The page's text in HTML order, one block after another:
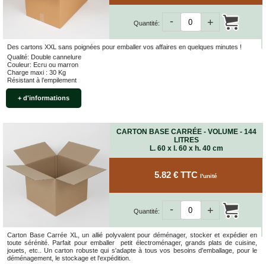
Des cartons XXL sans poignées pour emballer vos affaires en quelques minutes !
Qualité: Double cannelure
Couleur: Ecru ou marron
Charge maxi : 30 Kg
Résistant à l’empilement
+ d'informations
Quantité: +
-
CARTON BASE CARRÉE - VOLUME - 144
LITRES
L. 60 x l. 60 x h. 40 cm
Carton Base Carrée XL, un allié polyvalent pour déménager, stocker et expédier en
toute sérénité. Parfait pour emballer petit électroménager, grands plats de cuisine,
jouets, etc.. Un carton robuste qui s'adapte à tous vos besoins d'emballage, pour le
déménagement, le stockage et l'expédition.
5.82 € TTC l'unité
Quantité: +
-